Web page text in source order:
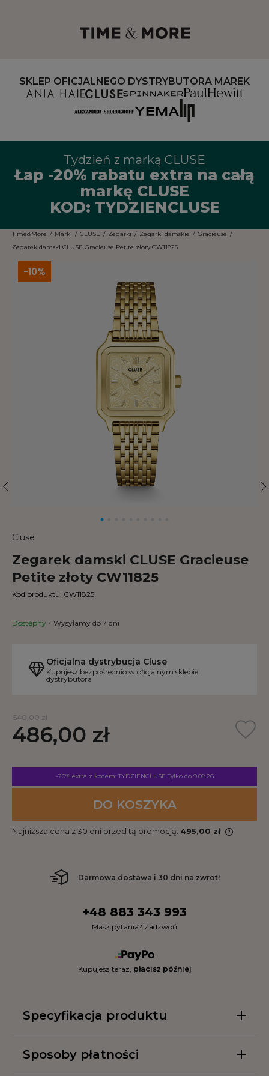
SKLEP OFICJALNEGO DYSTRYBUTORA MAREK
Tydzień z marką CLUSE
Łap -20% rabatu extra na całą
markę CLUSE
KOD: TYDZIENCLUSE
Time&More / Marki / CLUSE / Zegarki / Zegarki damskie / Gracieuse /
Zegarek damski CLUSE Gracieuse Petite złoty CW11825
-10%
Cluse
Zegarek damski CLUSE Gracieuse
Petite złoty CW11825
Kod produktu: CW11825
Dostępny Wysyłamy do 7 dni
Oficjalna dystrybucja Cluse
Kupujesz bezpośrednio w oficjalnym sklepie
dystrybutora
-20% extra z kodem: TYDZIENCLUSE Tylko do 9.08.26
540,00 zł
486,00 zł
DO KOSZYKA
Najniższa cena z 30 dni przed tą promocją: 495,00 zł
Darmowa dostawa i 30 dni na zwrot!
+48 883 343 993
Masz pytania? Zadzwoń
Kupujesz teraz, płacisz później
Specyfikacja produktu
Sposoby płatności